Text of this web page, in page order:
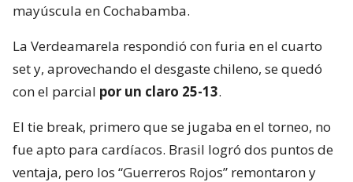
mayúscula en Cochabamba.
La Verdeamarela respondió con furia en el cuarto
set y, aprovechando el desgaste chileno, se quedó
con el parcial por un claro 25-13.
El tie break, primero que se jugaba en el torneo, no
fue apto para cardíacos. Brasil logró dos puntos de
ventaja, pero los “Guerreros Rojos” remontaron y